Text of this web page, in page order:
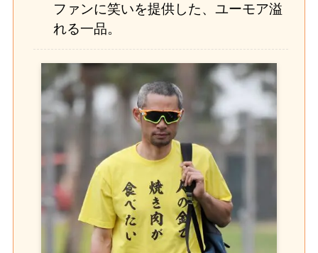
ファンに笑いを提供した、ユーモア溢
れる一品。